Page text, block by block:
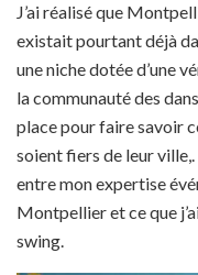
J’ai réalisé que
existait pourtant déjà
une niche dotée d’une
la communauté des
place pour faire savoir
soient fiers de leur
entre mon expertise
Montpellier et ce que
swing.